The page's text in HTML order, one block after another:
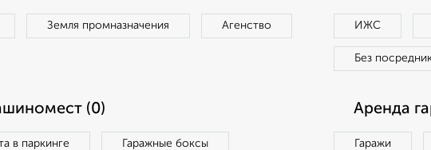
Земля промназначения Агенство ИЖС
Без
(0)
в паркинге Гаражные боксы
Аренда
Гаражи